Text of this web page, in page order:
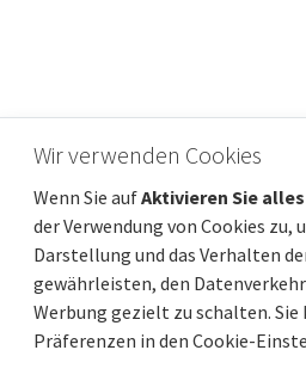
Wohnung in attraktiver
Preis390 370 €
Gesamtfläche
78 m²
Wir verwenden Cookies
Wenn Sie aufAktivieren Sie alles
der Verwendung von Cookies zu,
Darstellung und das Verhalten
gewährleisten, den
Werbung gezielt zu schalten. Sie
Präferenzen in den Cookie-